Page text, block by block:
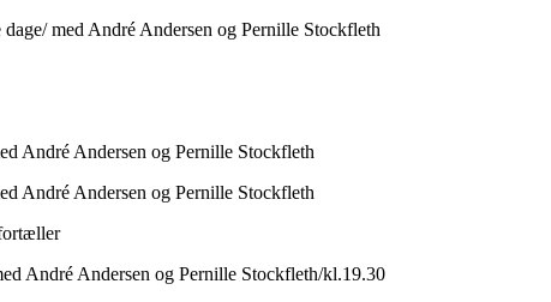
med André Andersen og Pernille Stockfleth
André Andersen og Pernille Stockfleth
André Andersen og Pernille Stockfleth
André Andersen og Pernille Stockfleth/kl.19.30